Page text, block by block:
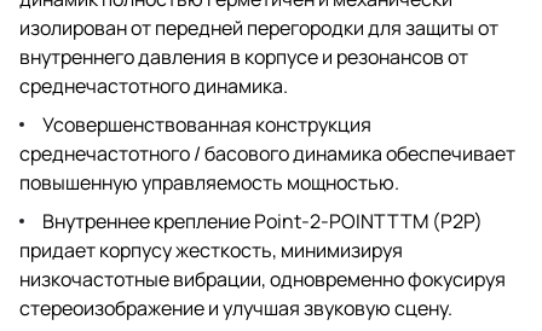
изолирован от передней перегородки для защиты от
внутреннего давления в корпусе и резонансов от
среднечастотного динамика.
Усовершенствованная конструкция
среднечастотного / басового динамика обеспечивает
повышенную управляемость мощностью.
Внутреннее крепление Point-2-POINTTTM (P2P)
придает корпусу жесткость, минимизируя
низкочастотные вибрации, одновременно фокусируя
стереоизображение и улучшая звуковую сцену.